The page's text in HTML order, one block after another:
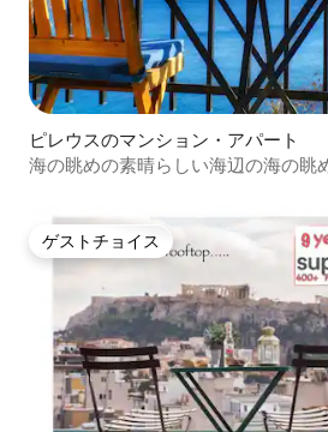
ピレウスのマンション・アパート
海の眺めの素晴らしい海辺の海の眺
ゲストチョイス
ゲストチョイス